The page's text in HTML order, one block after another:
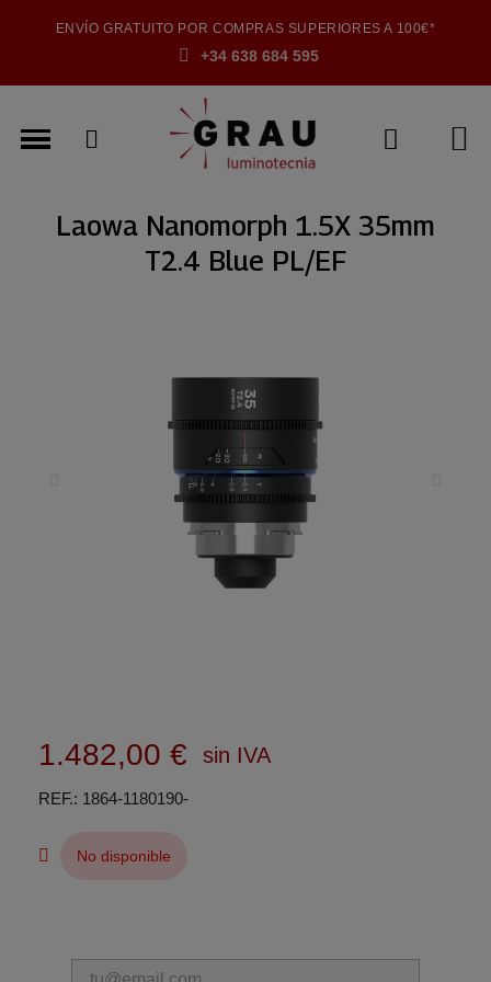
ENVÍO GRATUITO POR COMPRAS SUPERIORES A 100€*
+34 638 684 595
Laowa Nanomorph 1.5X 35mm
T2.4 Blue PL/EF
1.482,00 € sin IVA
REF. 1864-1180190-
No disponible